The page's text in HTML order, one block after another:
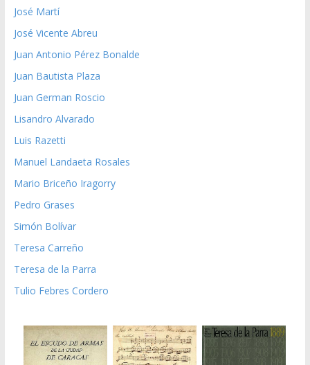
José Martí
José Vicente Abreu
Juan Antonio Pérez Bonalde
Juan Bautista Plaza
Juan German Roscio
Lisandro Alvarado
Luis Razetti
Manuel Landaeta Rosales
Mario Briceño Iragorry
Pedro Grases
Simón Bolívar
Teresa Carreño
Teresa de la Parra
Tulio Febres Cordero